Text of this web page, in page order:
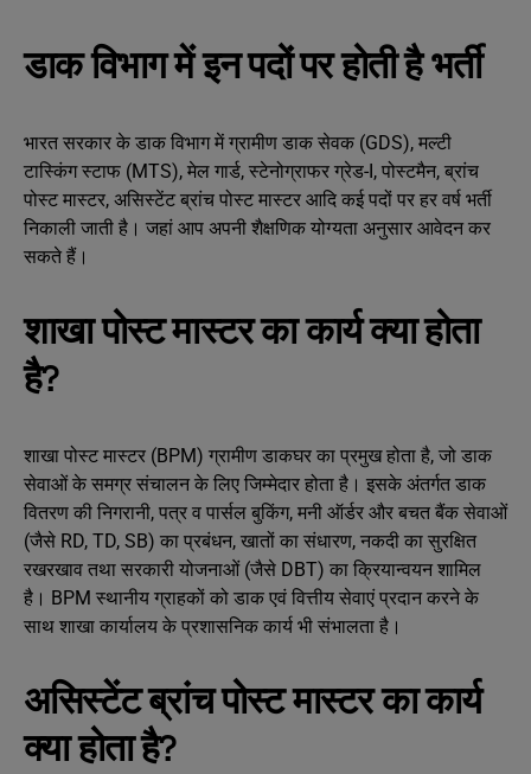
डाक विभाग में इन पदों पर होती है भर्ती
भारत सरकार के डाक विभाग में ग्रामीण डाक सेवक (GDS), मल्टी
टास्किंग स्टाफ (MTS), मेल गार्ड, स्टेनोग्राफर ग्रेड-I, पोस्टमैन, ब्रांच
पोस्ट मास्टर, असिस्टेंट ब्रांच पोस्ट मास्टर आदि कई पदों पर हर वर्ष भर्ती
निकाली जाती है। जहां आप अपनी शैक्षणिक योग्यता अनुसार आवेदन कर
सकते हैं।
शाखा पोस्ट मास्टर का कार्य क्या होता
है?
शाखा पोस्ट मास्टर (BPM) ग्रामीण डाकघर का प्रमुख होता है, जो डाक
सेवाओं के समग्र संचालन के लिए जिम्मेदार होता है। इसके अंतर्गत डाक
वितरण की निगरानी, पत्र व पार्सल बुकिंग, मनी ऑर्डर और बचत बैंक सेवाओं
(जैसे RD, TD, SB) का प्रबंधन, खातों का संधारण, नकदी का सुरक्षित
रखरखाव तथा सरकारी योजनाओं (जैसे DBT) का क्रियान्वयन शामिल
है। BPM स्थानीय ग्राहकों को डाक एवं वित्तीय सेवाएं प्रदान करने के
साथ शाखा कार्यालय के प्रशासनिक कार्य भी संभालता है।
असिस्टेंट ब्रांच पोस्ट मास्टर का कार्य
क्या होता है?